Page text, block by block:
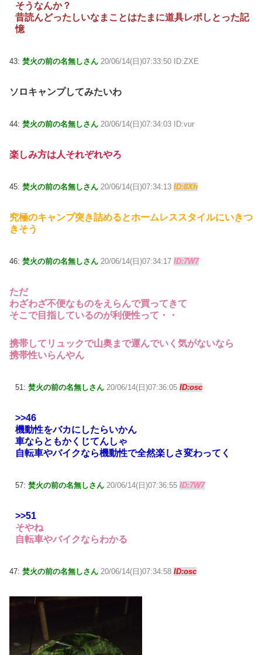
そうなんか？
昔読んどったしいなまことはたまに道具レポしとった記
憶
43: 焚火の前の名無しさん 20/06/14(日)07:33:50 ID:ZXE
ソロキャンプしてみたいわ
44: 焚火の前の名無しさん 20/06/14(日)07:34:03 ID:vur
楽しみ方は人それぞれやろ
45: 焚火の前の名無しさん 20/06/14(日)07:34:13 ID:8Xh
究極のキャンプ突き詰めるとホームレススタイルにいきつ
きそう
46: 焚火の前の名無しさん 20/06/14(日)07:34:17 ID:7W7
ただ
わざわざ不便なものをえらんで買ってきて
そこで目指しているのが利便性って・・
携帯してリュックで山奥まで運んでいく気がないなら
携帯性いらんやん
51: 焚火の前の名無しさん 20/06/14(日)07:36:05 ID:osc
>>46
機動性をバカにしたらいかん
車ならともかくじてんしゃ
自転車やバイクなら機動性で全然楽しさ変わってく
57: 焚火の前の名無しさん 20/06/14(日)07:36:55 ID:7W7
>>51
そやね
自転車やバイクならわかる
47: 焚火の前の名無しさん 20/06/14(日)07:34:58 ID:osc